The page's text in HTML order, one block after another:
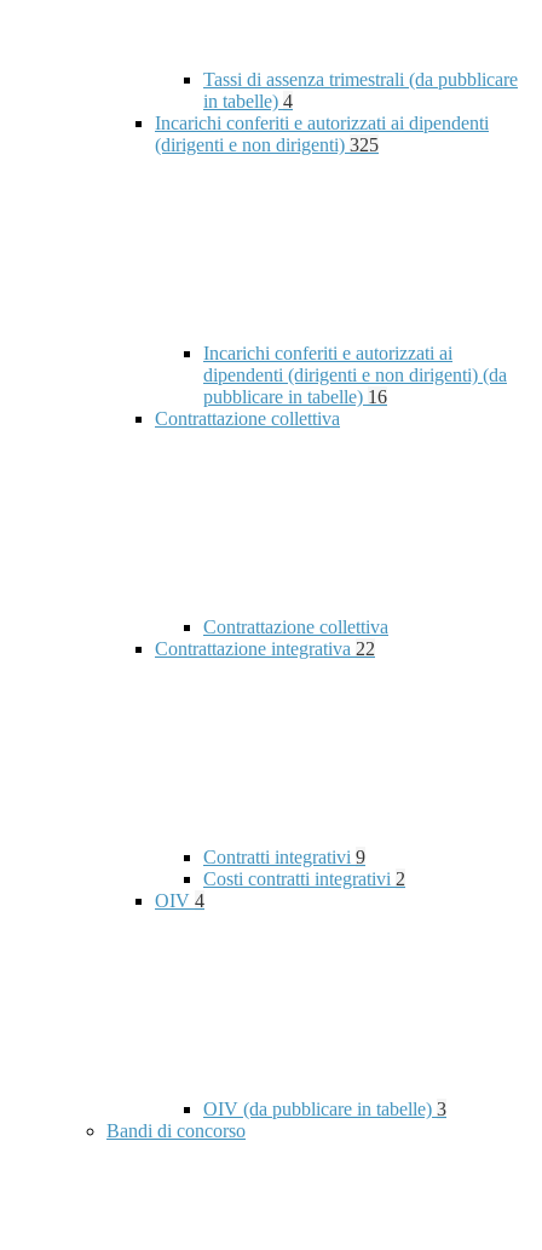
Tassi di assenza trimestrali (da pubblicare
in tabelle) 4
Incarichi conferiti e autorizzati ai dipendenti
(dirigenti e non dirigenti) 325
Incarichi conferiti e autorizzati ai
dipendenti (dirigenti e non dirigenti) (da
pubblicare in tabelle) 16
Contrattazione collettiva
Contrattazione collettiva
Contrattazione integrativa 22
Contratti integrativi 9
Costi contratti integrativi 2
OIV 4
OIV (da pubblicare in tabelle) 3
Bandi di concorso